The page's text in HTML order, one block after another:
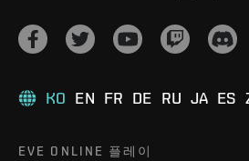
KO EN FR DE RU JA ES
EVE ONLINE 플레이